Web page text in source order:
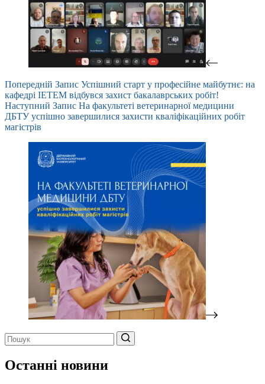
Попередній Запис Успішний старт у професійне майбутнє: на
кафедрі ІЕТЕМ відбувся захист бакалаврських робіт!
Наступний Запис На факультеті ветеринарної медицини
ДБТУ успішно завершилися захисти кваліфікаційних робіт
магістрів
результатів
Останні новини